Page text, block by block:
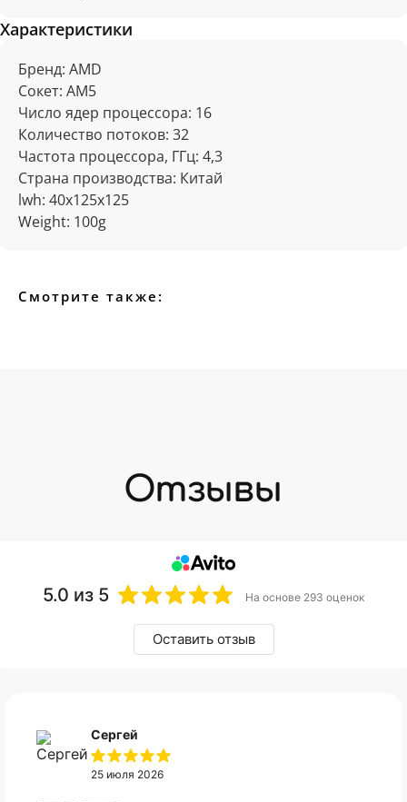
Характеристики
Бренд: AMD
Сокет: AM5
Число ядер процессора: 16
Количество потоков: 32
Частота процессора, ГГц: 4,3
Страна производства: Китай
lwh: 40x125x125
Weight: 100g
Смотрите также:
Отзывы
5.0 из 5 На основе 293 оценок
Оставить отзыв
Сергей
25 июля 2026